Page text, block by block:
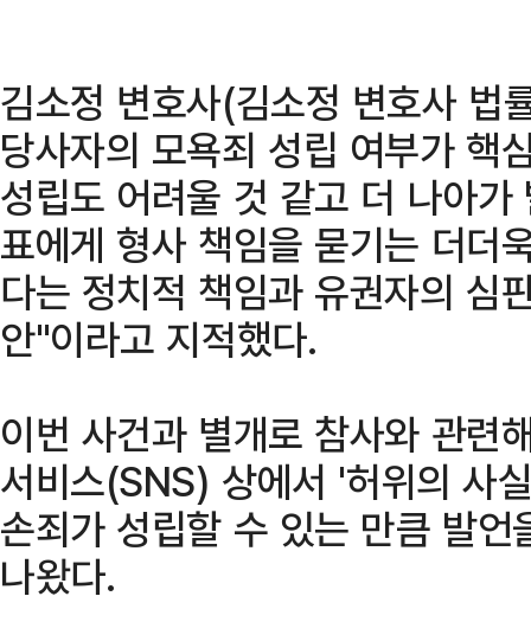
김소정 변호사(김소정 변호사 법
당사자의 모욕죄 성립 여부가 핵
성립도 어려울 것 같고 더 나아
표에게 형사 책임을 묻기는 더더
다는 정치적 책임과 유권자의 심
안"이라고 지적했다.
이번 사건과 별개로 참사와 관련
서비스(SNS) 상에서 '허위의 사
손죄가 성립할 수 있는 만큼 발
나왔다.